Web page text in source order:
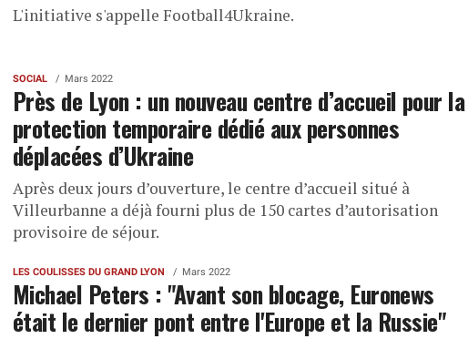
L'initiative s'appelle Football4Ukraine.
SOCIAL Mars 2022
Près de Lyon : un nouveau centre d’accueil pour la
protection temporaire dédié aux personnes
déplacées d’Ukraine
Après deux jours d’ouverture, le centre d’accueil situé à
Villeurbanne a déjà fourni plus de 150 cartes d’autorisation
provisoire de séjour.
LES COULISSES DU GRAND LYON Mars 2022
Michael Peters : "Avant son blocage, Euronews
était le dernier pont entre l'Europe et la Russie"